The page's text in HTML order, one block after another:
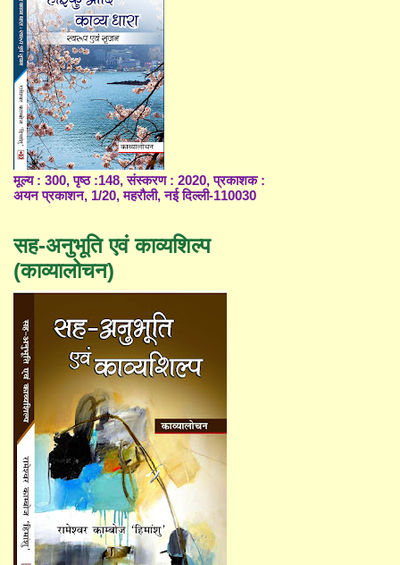
मूल्य : 300, पृष्ठ :148, संस्करण : 2020, प्रकाशक :
अयन प्रकाशन, 1/20, महरौली, नई दिल्ली-110030
सह-अनुभूति एवं काव्यशिल्प
(काव्यालोचन)